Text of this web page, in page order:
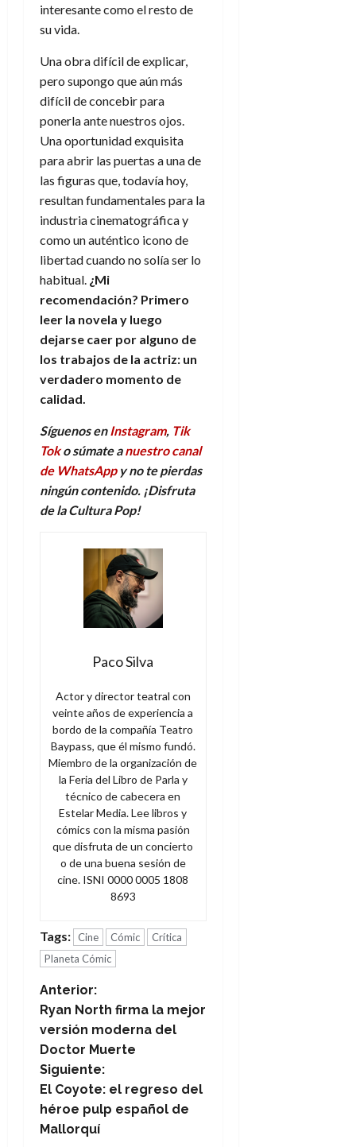
interesante como el resto de
su vida.
Una obra difícil de explicar,
pero supongo que aún más
difícil de concebir para
ponerla ante nuestros ojos.
Una oportunidad exquisita
para abrir las puertas a una de
las figuras que, todavía hoy,
resultan fundamentales para la
industria cinematográfica y
como un auténtico icono de
libertad cuando no solía ser lo
habitual. ¿Mi
recomendación? Primero
leer la novela y luego
dejarse caer por alguno de
los trabajos de la actriz: un
verdadero momento de
calidad.
Síguenos en Instagram, Tik
Toko súmate anuestro canal
de WhatsAppy no te pierdas
ningún contenido. ¡Disfruta
de la Cultura Pop!
Paco Silva
Actor y director teatral con
veinte años de experiencia a
bordo de la compañía Teatro
Baypass, que él mismo fundó.
Miembro de la organización de
la Feria del Libro de Parla y
técnico de cabecera en
Estelar Media. Lee libros y
cómics con la misma pasión
que disfruta de un concierto
o de una buena sesión de
cine. ISNI 0000 0005 1808
8693
Tags: Cine Cómic
Crítica
Planeta Cómic
N
a
v
e
g
Anterior:
Ryan North firma la mejor
versión moderna del
Doctor Muerte
Siguiente:
El Coyote: el regreso del
héroe pulp español de
Mallorquí